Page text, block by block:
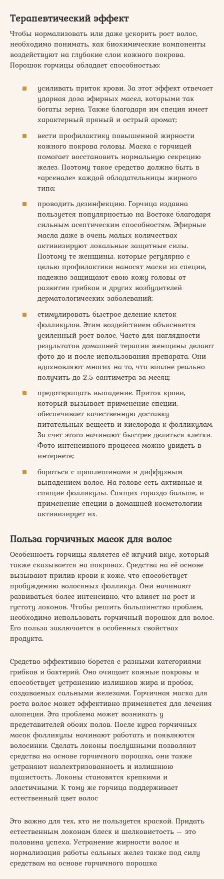
Терапевтический эффект
Чтобы нормализовать или даже ускорить рост волос,
необходимо понимать, как биохимические компоненты
воздействуют на глубокие слои кожного покрова.
Порошок горчицы обладает способностью:
усиливать приток крови. За этот эффект отвечает
ударная доза эфирных масел, которыми так
богаты зерна. Также благодаря им специя имеет
характерный пряный и острый аромат;
вести профилактику повышенной жирности
кожного покрова головы. Маска с горчицей
помогает восстановить нормальную секрецию
желез. Поэтому такое средство должно быть в
«арсенале» каждой обладательницы жирного
типа;
проводить дезинфекцию. Горчица издавна
пользуется популярностью на Востоке благодаря
сильным асептическим способностям. Эфирные
масла даже в очень малых количествах
активизируют локальные защитные силы.
Поэтому те женщины, которые регулярно с
целью профилактики наносят маски из специи,
надежно защищают свою кожу головы от
развития грибков и других возбудителей
дерматологических заболеваний;
стимулировать быстрое деление клеток
фолликулов. Этим воздействием объясняется
усиленный рост волос. Часто для наглядности
результатов домашней терапии женщины делают
фото до и после использования препарата. Они
вдохновляют многих на то, что вполне реально
получить до 2,5 сантиметра за месяц;
предотвращать выпадение. Приток крови,
который вызывает применение специи,
обеспечивает качественную доставку
питательных веществ и кислорода к фолликулам.
За счет этого начинают быстрее делиться клетки.
Фото интенсивного процесса можно увидеть в
интернете;
бороться с проплешинами и диффузным
выпадением волос. На голове есть активные и
спящие фолликулы. Спящих гораздо больше, и
применение специи в домашней косметологии
активизирует их.
Польза горчичных масок для волос
Особенность горчицы является её жгучий вкус, который
также сказывается на покровах. Средства на её основе
вызывают прилив крови к коже, что способствует
пробуждению волосяных фолликул. Они начинают
развиваться более интенсивно, что влияет на рост и
густоту локонов. Чтобы решить большинство проблем,
необходимо использовать горчичный порошок для волос.
Его польза заключается в особенных свойствах
продукта.
Средство эффективно борется с разными категориями
грибков и бактерий. Оно очищает кожные покровы и
способствует устранению излишков жира и пробок,
создаваемых сальными железами. Горчичная маска для
роста волос может эффективно применяется для лечения
алопеции. Эта проблема может возникать у
представителей обоих полов. После курса горчичных
масок фолликулы начинают работать и появляются
волосинки. Сделать локоны послушными позволяют
средства на основе горчичного порошка, они также
устраняют наэлектризованность и излишнюю
пушистость. Локоны становятся крепкими и
эластичными. К тому же горчица поддерживает
естественный цвет волос
Это важно для тех, кто не пользуется краской. Придать
естественным локонам блеск и шелковистость – это
половина успеха. Устранение жирности волос и
нормализация работы сальных желез также под силу
средствам на основе горчичного порошка